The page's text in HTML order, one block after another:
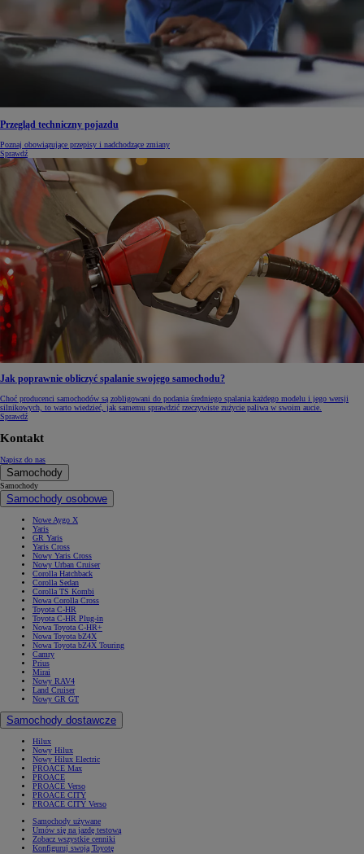
Przegląd techniczny pojazdu
Poznaj obowiązujące przepisy i nadchodzące zmiany
Sprawdź
Jak poprawnie obliczyć spalanie swojego samochodu?
Choć producenci samochodów są zobligowani do podania średniego spalania każdego modelu i jego wersji
silnikowych, to warto wiedzieć, jak samemu sprawdzić rzeczywiste zużycie paliwa w swoim aucie.
Sprawdź
Kontakt
Napisz do nas
Samochody
Samochody
Samochody osobowe
Nowe Aygo X
Yaris
GR Yaris
Yaris Cross
Nowy Yaris Cross
Nowy Urban Cruiser
Corolla Hatchback
Corolla Sedan
Corolla TS Kombi
Nowa Corolla Cross
Toyota C-HR
Toyota C-HR Plug-in
Nowa Toyota C-HR+
Nowa Toyota bZ4X
Nowa Toyota bZ4X Touring
Camry
Prius
Mirai
Nowy RAV4
Land Cruiser
Nowy GR GT
Samochody dostawcze
Hilux
Nowy Hilux
Nowy Hilux Electric
PROACE Max
PROACE
PROACE Verso
PROACE CITY
PROACE CITY Verso
Samochody używane
Umów się na jazdę testową
Zobacz wszystkie cenniki
Konfiguruj swoją Toyotę